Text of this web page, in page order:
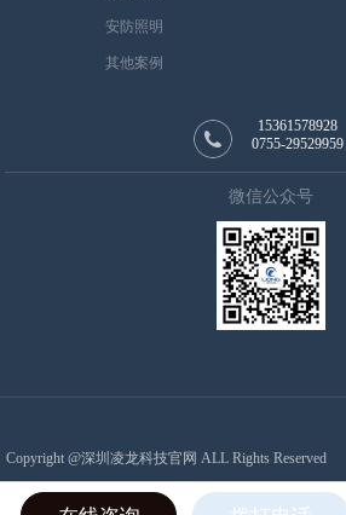
安防照明
其他案例
15361578928
0755-29529959
微信公众号
Copyright @深圳凌龙科技官网 ALL Rights Reserved
声明 | 隐私保护 | 意见反馈